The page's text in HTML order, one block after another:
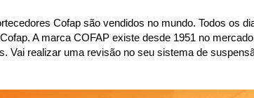
Cofap são vendidos no mundo. Todos os
A marca COFAP existe desde 1951 no
Vai realizar uma revisão no seu sistema de